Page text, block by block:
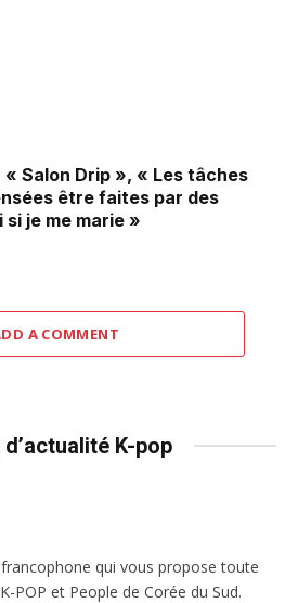
« Salon Drip », « Les tâches
être faites par des
je me marie »
A COMMENT
K-pop
qui vous propose toute
POP et People de Corée du Sud.